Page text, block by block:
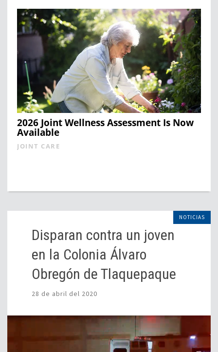
2026 Joint Wellness Assessment Is Now
Available
JOINT CARE
NOTICIAS
Disparan contra un joven
en la Colonia Álvaro
Obregón de Tlaquepaque
28 de abril del 2020